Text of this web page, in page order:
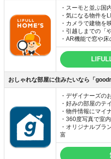
・スーモと並ぶ国
・気になる物件を
・カメラで建物を
・引越しまでの「
・AR機能で窓や
おしゃれな部屋に住みたいなら「
・デザイナーズの
・好みの部屋のテ
・物件情報にマイ
・360度写真で室
・オリジナルブラ
富